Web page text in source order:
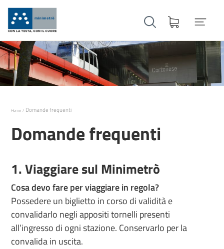
Home Domande frequenti
Domande frequenti
1. Viaggiare sul Minimetrò
Cosa devo fare per viaggiare in regola?
Possedere un biglietto in corso di validità e
convalidarlo negli appositi tornelli presenti
all’ingresso di ogni stazione. Conservarlo per la
convalida in uscita.